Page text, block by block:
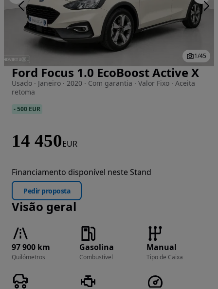
Imagem 1 de 45
1/45
Ford Focus 1.0 EcoBoost Active X
Usado · Janeiro · 2020 · Com garantia · Valor Fixo · Aceita
retoma
-500 EUR
14 450EUR
Financiamento disponível neste Stand
Pedir proposta
Visão geral
97 900 km
Quilómetros
Gasolina
Combustível
Manual
Tipo de Caixa